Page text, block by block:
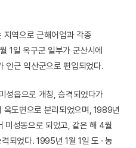
지역으로 근해어업과 각종
1일 옥구군 일부가 군산시에
인근 익산군으로 편입되었다.
성읍으로 개칭, 승격되었다가
도면으로 분리되었으며, 1989년
미성동으로 되었고, 같은 해 4월
되었다. 1995년 1월 1일 도 · 농